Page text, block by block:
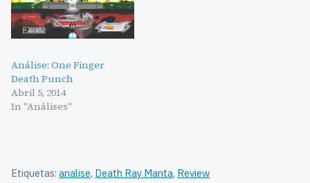
Análise: One Finger
Death Punch
Abril 5, 2014
In "Análises"
Etiquetas: analise, Death Ray Manta, Review